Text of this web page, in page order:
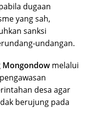
dugaan
yang sah,
sanksi
undangan.
Mongondow melalui
desa agar
berujung pada